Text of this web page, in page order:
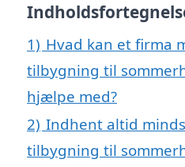
1) Hvad kan et firma
tilbygning til
hjælpe med?
2) Indhent altid
tilbygning til